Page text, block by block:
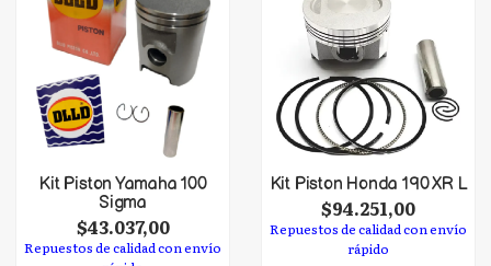
Kit Piston Yamaha 100
Sigma
$43.037,00
Repuestos de calidad con envío
Kit Piston Honda 190 XR L
$94.251,00
Repuestos de calidad con envío
rápido